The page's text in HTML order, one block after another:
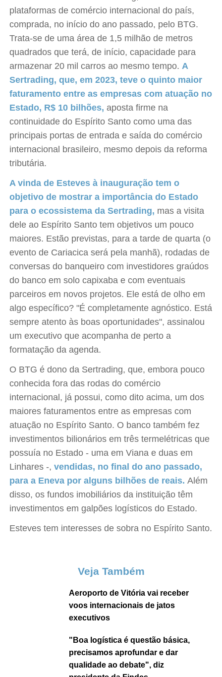
plataformas de comércio internacional do país,
comprada, no início do ano passado, pelo BTG.
Trata-se de uma área de 1,5 milhão de metros
quadrados que terá, de início, capacidade para
armazenar 20 mil carros ao mesmo tempo.A
Sertrading, que, em 2023, teve o quinto maior
faturamento entre as empresas com atuação no
Estado, R$ 10 bilhões,aposta firme na
continuidade do Espírito Santo como uma das
principais portas de entrada e saída do comércio
internacional brasileiro, mesmo depois da reforma
tributária.
A vinda de Esteves à inauguração tem o
objetivo de mostrar a importância do Estado
para o ecossistema da Sertrading, mas a visita
dele ao Espírito Santo tem objetivos um pouco
maiores. Estão previstas, para a tarde de quarta (o
evento de Cariacica será pela manhã), rodadas de
conversas do banqueiro com investidores graúdos
do banco em solo capixaba e com eventuais
parceiros em novos projetos. Ele está de olho em
algo específico? "É completamente agnóstico. Está
sempre atento às boas oportunidades", assinalou
um executivo que acompanha de perto a
formatação da agenda.
O BTG é dono da Sertrading, que, embora pouco
conhecida fora das rodas do comércio
internacional, já possui, como dito acima, um dos
maiores faturamentos entre as empresas com
atuação no Espírito Santo. O banco também fez
investimentos bilionários em três termelétricas que
possuía no Estado - uma em Viana e duas em
Linhares -,vendidas, no final do ano passado,
para a Eneva por alguns bilhões de reais. Além
disso, os fundos imobiliários da instituição têm
investimentos em galpões logísticos do Estado.
Esteves tem interesses de sobra no Espírito Santo.
Veja Também
Aeroporto de Vitória vai receber
voos internacionais de jatos
executivos
"Boa logística é questão básica,
precisamos aprofundar e dar
qualidade ao debate", diz